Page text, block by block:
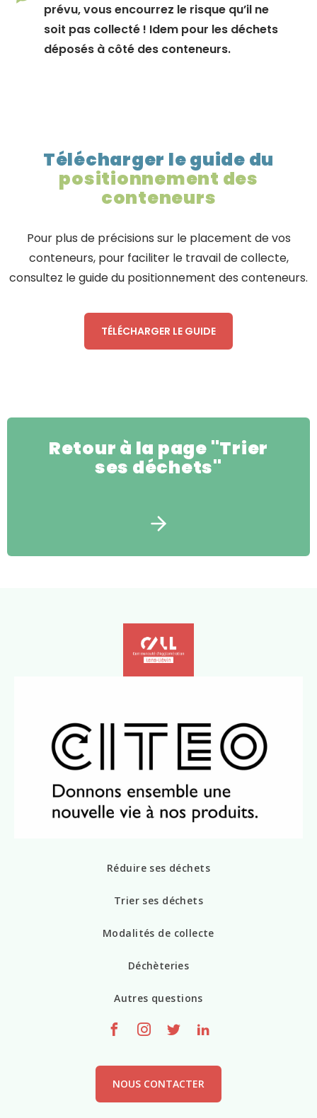
prévu, vous encourrez le risque qu’il ne
soit pas collecté ! Idem pour les déchets
déposés à côté des conteneurs.
Télécharger le guide du
positionnement des
conteneurs
Pour plus de précisions sur le placement de vos
conteneurs, pour faciliter le travail de collecte,
consultez le guide du positionnement des conteneurs.
TÉLÉCHARGER LE GUIDE
Retour à la page "Trier
ses déchets"
Réduire ses déchets
Trier ses déchets
Modalités de collecte
Déchèteries
Autres questions
NOUS CONTACTER